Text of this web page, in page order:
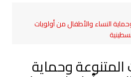
النساء والأطفال من أولويات
وحماية